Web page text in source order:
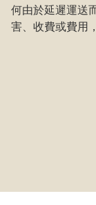
何由於延遲運送
害、收費或費用